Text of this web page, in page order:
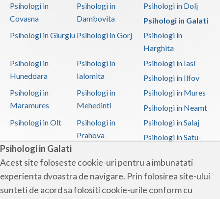
Psihologi in Galati
Acest site foloseste cookie-uri pentru a imbunatati
experienta dvoastra de navigare. Prin folosirea site-ului
sunteti de acord sa folositi cookie-urile conform cu
Psihologi in
Covasna
Psihologi in
Dambovita
Psihologi in Dolj
Psihologi in Galati
Psihologi in Giurgiu Psihologi in Gorj
Psihologi in
Harghita
Psihologi in
Hunedoara
Psihologi in
Ialomita
Psihologi in Iasi
Psihologi in Ilfov
Psihologi in
Maramures
Psihologi in
Mehedinti
Psihologi in Mures
Psihologi in Neamt
Psihologi in Olt
Psihologi in
Prahova
Psihologi in Salaj
Psihologi in Satu-
Psihologi in Sibiu
Psihologi in
Suceava
Psihologi in
Teleorman
Psihologi in Timis
Psihologi in Tulcea Psihologi in Valcea